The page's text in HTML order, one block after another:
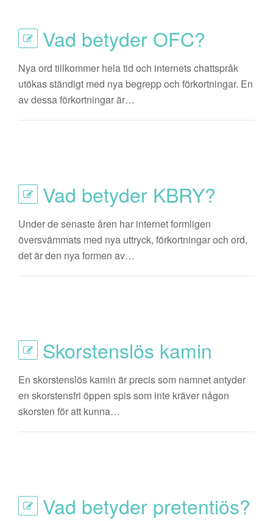
Vad betyder OFC?
Nya ord tillkommer hela tid och internets chattspråk
utökas ständigt med nya begrepp och förkortningar. En
av dessa förkortningar är…
Vad betyder KBRY?
Under de senaste åren har internet formligen
översvämmats med nya uttryck, förkortningar och ord,
det är den nya formen av…
Skorstenslös kamin
En skorstenslös kamin är precis som namnet antyder
en skorstensfri öppen spis som inte kräver någon
skorsten för att kunna…
Vad betyder pretentiös?